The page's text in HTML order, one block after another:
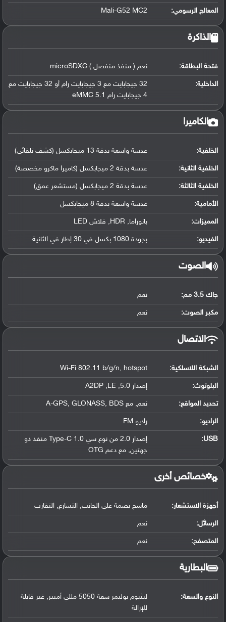
المعالج الرسومي:
Mali-G52 MC2
الذاكرة
فتحة البطاقة: نعم ( منفذ منفصل ) microSDXC
الداخلية:
32 جيجابايت مع 3 جيجابايت رام أو 32 جيجابايت مع
4 جيجابايت رام eMMC 5.1
الكاميرا
الخلفية: عدسة واسعة بدقة 13 ميجابكسل (كشف تلقائي)
الخلفية الثانية: عدسة بدقة 2 ميجابكسل (كاميرا ماكرو مخصصة)
الخلفية الثالثة: عدسة بدقة 2 ميجابكسل (مستشعر عمق)
الأمامية: عدسة واسعة بدقة 8 ميجابكسل
المميزات: بانوراما, HDR, فلاش LED
الفيديو: بجودة 1080 بكسل في 30 إطار في الثانية
الصوت
جاك 3.5 مم: نعم
مكبر الصوت: نعم
الاتصال
الشبكة اللاسلكية: Wi-Fi 802.11 b/g/n, hotspot
البلوتوث: إصدار 5.0, A2DP ,LE
تحديد المواقع: نعم, مع A-GPS, GLONASS, BDS
الراديو: راديو FM
USB
:
إصدار 2.0 من نوع سي Type-C 1.0 منفذ ذو
جهتين, مع دعم OTG
خصائص أخرى
أجهزة الاستشعار: ماسح بصمة على الجانب, التسارع, التقارب
الرسائل: نعم
المتصفح: نعم
البطارية
النوع والسعة:
ليثيوم بوليمر سعة 5050 مللي أمبير, غير قابلة
للإزالة